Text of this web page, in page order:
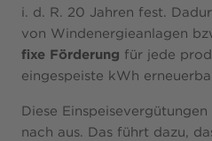
i. d. R. 20 Jahren fest.
von Windenergieanlagen
fixe Förderung für jede
eingespeiste kWh
Diese
nach aus. Das führt dazu,